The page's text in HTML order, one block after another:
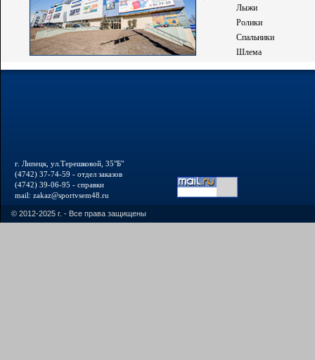
Лыжи
Ролики
Спальники
Шлема
г. Липецк, ул.Терешковой, 35"Б"
(4742) 37-74-59 - отдел заказов
(4742) 39-06-95 - справки
mail: zakaz@sportvsem48.ru
© 2012-2025 г. - Все права защищены